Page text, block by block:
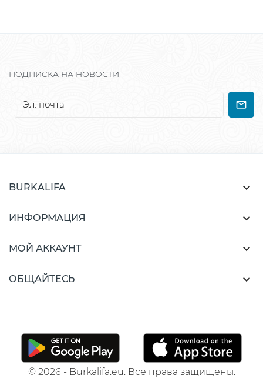
ПОДПИСКА НА НОВОСТИ
BURKALIFA 
ИНФОРМАЦИЯ 
МОЙ АККАУНТ 
ОБЩАЙТЕСЬ 
© 2026 - Burkalifa.eu. Все права защищены.